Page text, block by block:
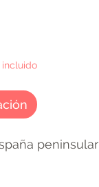
incluido
peninsular